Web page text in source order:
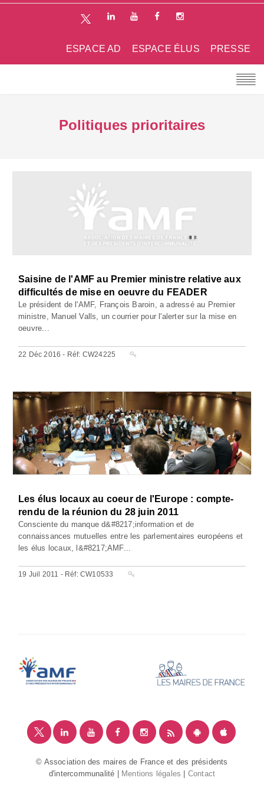
PRESSE
ESPACE ÉLUS
ESPACE AD
Politiques prioritaires
Saisine de l'AMF au Premier ministre relative aux
difficultés de mise en oeuvre du FEADER
Le président de l'AMF, François Baroin, a adressé au Premier
ministre, Manuel Valls, un courrier pour l'alerter sur la mise en
oeuvre...
22 Déc 2016 - Réf: CW24225
Les élus locaux au coeur de l'Europe : compte-
rendu de la réunion du 28 juin 2011
Consciente du manque d&#8217;information et de
connaissances mutuelles entre les parlementaires européens et
les élus locaux, l&#8217;AMF...
19 Juil 2011 - Réf: CW10533
© Association des maires de France et des présidents
d'intercommunalité |
Mentions légales Contact